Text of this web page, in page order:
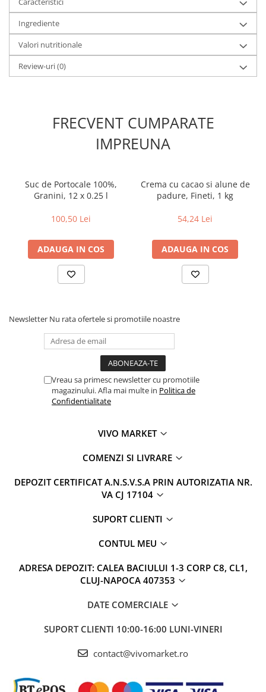
Ingrediente
Valori nutritionale
Review-uri(0)
FRECVENT CUMPARATE
IMPREUNA
Suc de Portocale 100%,
Granini, 12 x 0.25 l
100,50 Lei
ADAUGA IN COS
Crema cu cacao si alune de
padure, Fineti, 1 kg
54,24 Lei
ADAUGA IN COS
Newsletter Nu rata ofertele si promotiile noastre
Vreau sa primesc newsletter cu promotiile
magazinului. Afla mai multe in Politica de
Confidentialitate
VIVO MARKET
COMENZI SI LIVRARE
DEPOZIT CERTIFICAT A.N.S.V.S.A PRIN AUTORIZATIA NR.
VA CJ 17104
SUPORT CLIENTI
CONTUL MEU
ADRESA DEPOZIT: CALEA BACIULUI 1-3 CORP C8, CL1,
CLUJ-NAPOCA 407353
DATE COMERCIALE
SUPORT CLIENTI 10:00-16:00 LUNI-VINERI
contact@vivomarket.ro